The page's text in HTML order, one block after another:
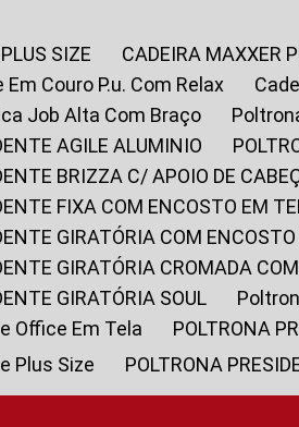
SIZE
CADEIRA MAXXER
Em Couro P.u. Com Relax
Job Alta Com Braço
AGILE ALUMINIO
BRIZZA C/ APOIO DE
FIXA COM ENCOSTO EM
GIRATÓRIA COM
GIRATÓRIA CROMADA
GIRATÓRIA SOUL
Office Em Tela
POLTRONA
Plus Size
POLTRONA